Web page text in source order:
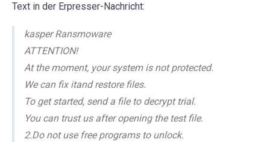
Text in der Erpresser-Nachricht:
kasper Ransmoware
ATTENTION!
At the moment, your system is not protected.
We can fix itand restore files.
To get started, send a file to decrypt trial.
You can trust us after opening the test file.
2.Do not use free programs to unlock.